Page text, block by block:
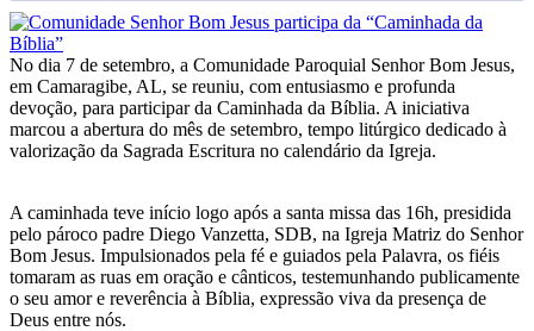
No dia 7 de setembro, a Comunidade Paroquial Senhor Bom Jesus,
em Camaragibe, AL, se reuniu, com entusiasmo e profunda
devoção, para participar da Caminhada da Bíblia. A iniciativa
marcou a abertura do mês de setembro, tempo litúrgico dedicado à
valorização da Sagrada Escritura no calendário da Igreja.
A caminhada teve início logo após a santa missa das 16h, presidida
pelo pároco padre Diego Vanzetta, SDB, na Igreja Matriz do Senhor
Bom Jesus. Impulsionados pela fé e guiados pela Palavra, os fiéis
tomaram as ruas em oração e cânticos, testemunhando publicamente
o seu amor e reverência à Bíblia, expressão viva da presença de
Deus entre nós.